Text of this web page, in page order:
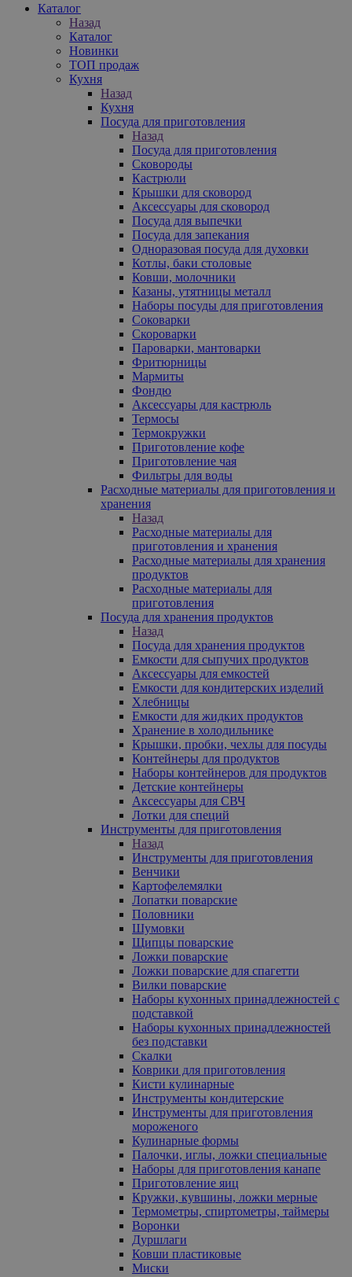
Каталог
Назад
Каталог
Новинки
ТОП продаж
Кухня
Назад
Кухня
Посуда для приготовления
Назад
Посуда для приготовления
Сковороды
Кастрюли
Крышки для сковород
Аксессуары для сковород
Посуда для выпечки
Посуда для запекания
Одноразовая посуда для духовки
Котлы, баки столовые
Ковши, молочники
Казаны, утятницы металл
Наборы посуды для приготовления
Соковарки
Скороварки
Пароварки, мантоварки
Фритюрницы
Мармиты
Фондю
Аксессуары для кастрюль
Термосы
Термокружки
Приготовление кофе
Приготовление чая
Фильтры для воды
Расходные материалы для приготовления и
хранения
Назад
Расходные материалы для
приготовления и хранения
Расходные материалы для хранения
продуктов
Расходные материалы для
приготовления
Посуда для хранения продуктов
Назад
Посуда для хранения продуктов
Емкости для сыпучих продуктов
Аксессуары для емкостей
Емкости для кондитерских изделий
Хлебницы
Емкости для жидких продуктов
Хранение в холодильнике
Крышки, пробки, чехлы для посуды
Контейнеры для продуктов
Наборы контейнеров для продуктов
Детские контейнеры
Аксессуары для СВЧ
Лотки для специй
Инструменты для приготовления
Назад
Инструменты для приготовления
Венчики
Картофелемялки
Лопатки поварские
Половники
Шумовки
Щипцы поварские
Ложки поварские
Ложки поварские для спагетти
Вилки поварские
Наборы кухонных принадлежностей с
подставкой
Наборы кухонных принадлежностей
без подставки
Скалки
Коврики для приготовления
Кисти кулинарные
Инструменты кондитерские
Инструменты для приготовления
мороженого
Кулинарные формы
Палочки, иглы, ложки специальные
Наборы для приготовления канапе
Приготовление яиц
Кружки, кувшины, ложки мерные
Термометры, спиртометры, таймеры
Воронки
Дуршлаги
Ковши пластиковые
Миски